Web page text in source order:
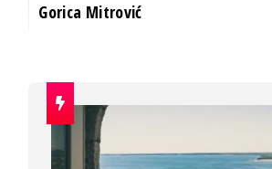
Gorica Mitrović